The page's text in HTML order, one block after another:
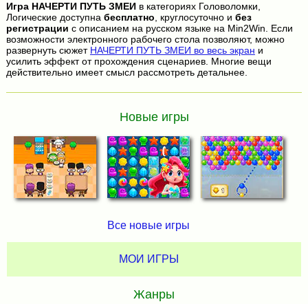
Игра НАЧЕРТИ ПУТЬ ЗМЕИв категориях Головоломки,
Логические доступна бесплатно , круглосуточно и без
регистрации с описанием на русском языке на Min2Win. Если
возможности электронного рабочего стола позволяют, можно
развернуть сюжет НАЧЕРТИ ПУТЬ ЗМЕИ во весь экран и
усилить эффект от прохождения сценариев. Многие вещи
действительно имеет смысл рассмотреть детальнее.
Новые игры
Все новые игры
МОИ ИГРЫ
Жанры